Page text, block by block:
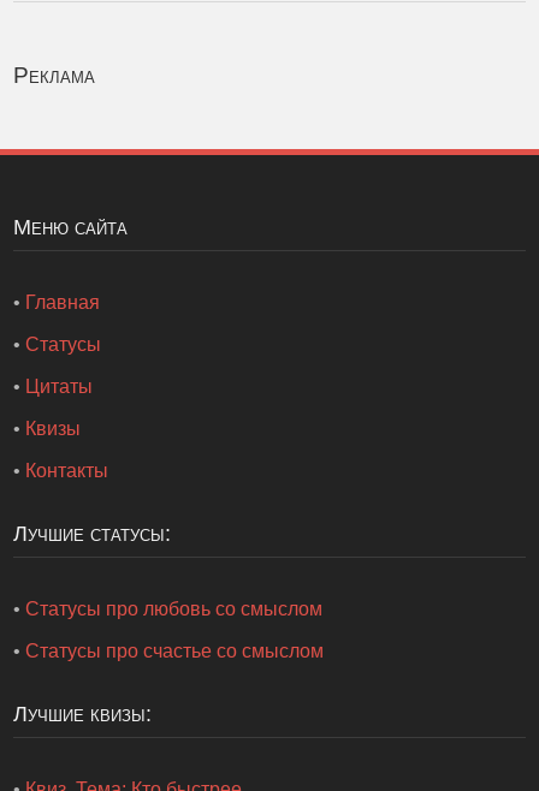
Реклама
Меню сайта
• Главная
•Статусы
• Цитаты
• Квизы
• Контакты
Лучшие статусы:
•Статусы про любовь со смыслом
•Статусы про счастье со смыслом
Лучшие квизы: